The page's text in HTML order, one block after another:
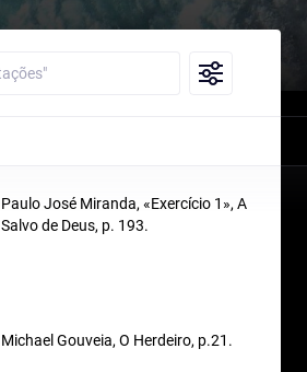
Paulo José Miranda, «Exercício 1», A
Salvo de Deus, p. 193.
Michael Gouveia, O Herdeiro, p.21.